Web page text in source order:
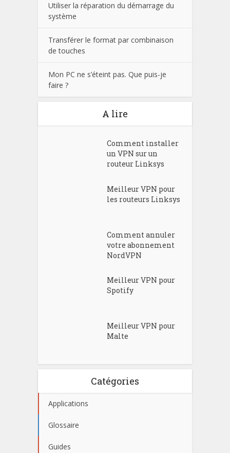
Utiliser la réparation du démarrage du
système
Transférer le format par combinaison
de touches
Mon PC ne s’éteint pas. Que puis-je
faire ?
A lire
Comment installer
un VPN sur un
routeur Linksys
Meilleur VPN pour
les routeurs Linksys
Comment annuler
votre abonnement
NordVPN
Meilleur VPN pour
Spotify
Meilleur VPN pour
Malte
Catégories
Applications
Glossaire
Guides